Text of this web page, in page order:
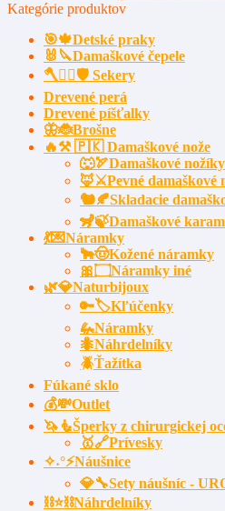
Kategórie produktov
🎯🍁Detské praky
🐰🔪Damaškové čepele
🪓🧔‍♂️🛡️ Sekery
Drevené perá
Drevené píšťalky
🦋🐞Brošne
🔥⚒️ 🇵🇰 Damaškové nože
🐺🏹Damaškové
🦊⚔️Pevné damaškové
🐿️🍂Skladacie
🦨🍃Damaškové
💃💌Náramky
🐂🤠Kožené náramky
🎀۝Náramky iné
🌿💎Naturbijoux
🔑🏷️Kľúčenky
🦗Náramky
🐜Náhrdelníky
🪲Ťažítka
Fúkané sklo
💰💸Outlet
🦄🧜Šperky z chirurgickej
🥇🔗Prívesky
✧˖°⚡Náušnice
💎🔧Sety náušníc -
⛓⭐⛓️Náhrdelníky